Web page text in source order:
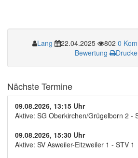
Lang 22.04.2025 802 0
Bewertung
Nächste Termine
09.08.2026, 13:15 Uhr
Aktive: SG Oberkirchen/Grügelborn 2 -
09.08.2026, 15:30 Uhr
Aktive: SV Asweiler-Eitzweiler 1 - STV 1